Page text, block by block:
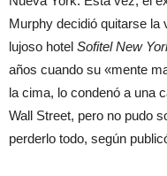
Murphy decidió quitarse la
lujoso hotel Sofitel New
años cuando su «mente
la cima, lo condenó a una
Wall Street, pero no pudo
perderlo todo, según